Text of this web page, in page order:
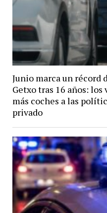
Junio marca un récord
Getxo tras 16 años:
más coches a las
privado